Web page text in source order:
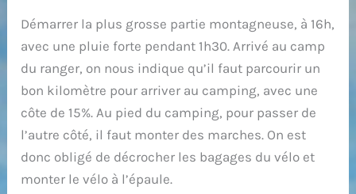
Démarrer la plus grosse partie montagneuse, à 16h,
avec une pluie forte pendant 1h30. Arrivé au camp
du ranger, on nous indique qu’il faut parcourir un
bon kilomètre pour arriver au camping, avec une
côte de 15%. Au pied du camping, pour passer de
l’autre côté, il faut monter des marches. On est
donc obligé de décrocher les bagages du vélo et
monter le vélo à l’épaule.